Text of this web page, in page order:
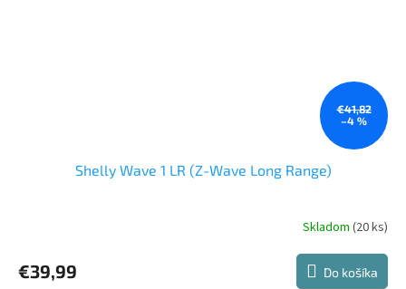
€41,82
–4 %
Shelly Wave 1 LR (Z-Wave Long Range)
Skladom (20 ks)
€39,99 Do košíka